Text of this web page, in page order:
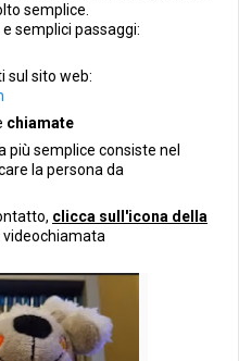
semplice.
semplici passaggi:
sul sito web:
chiamate
più semplice consiste nel
la persona da
clicca sull'icona della
videochiamata